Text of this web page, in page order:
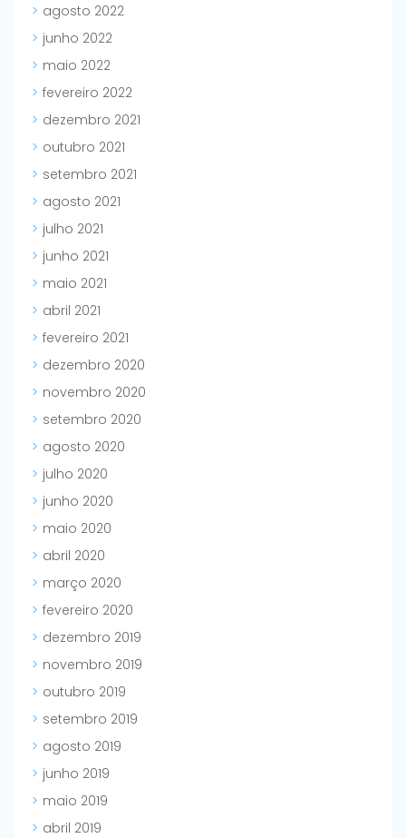
agosto 2022
junho 2022
maio 2022
fevereiro 2022
dezembro 2021
outubro 2021
setembro 2021
agosto 2021
julho 2021
junho 2021
maio 2021
abril 2021
fevereiro 2021
dezembro 2020
novembro 2020
setembro 2020
agosto 2020
julho 2020
junho 2020
maio 2020
abril 2020
março 2020
fevereiro 2020
dezembro 2019
novembro 2019
outubro 2019
setembro 2019
agosto 2019
junho 2019
maio 2019
abril 2019